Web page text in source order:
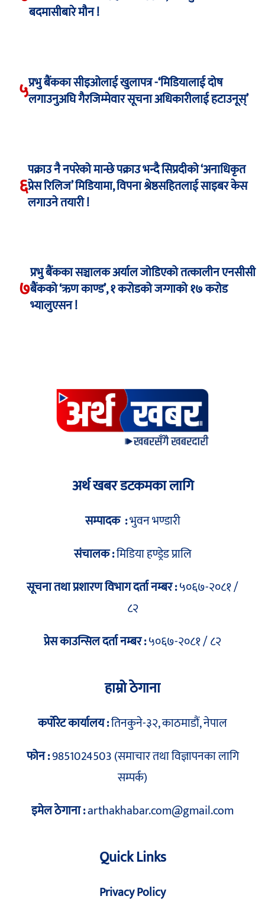
बदमासीबारे मौन !
५प्रभु बैंकका सीइओलाई खुलापत्र -‘मिडियालाई दोष
लगाउनुअघि गैरजिम्मेवार सूचना अधिकारीलाई हटाउनूस्’
६
पक्राउ नै नपरेको मान्छे पक्राउ भन्दै सिप्रदीको ‘अनाधिकृत
प्रेस रिलिज’ मिडियामा, विपना श्रेष्ठसहितलाई साइबर केस
लगाउने तयारी !
७
प्रभु बैंकका सञ्चालक अर्याल जोडिएको तत्कालीन एनसीसी
बैंकको ‘ऋण काण्ड’, १ करोडको जग्गाको १७ करोड
भ्यालुएसन !
अर्थ खबर डटकमका लागि
सम्पादक :भुवन भण्डारी
संचालक :मिडिया हण्ड्रेड प्रालि
सूचना तथा प्रशारण विभाग दर्ता नम्बर :५०६७-२०८१ /
८२
प्रेस काउन्सिल दर्ता नम्बर :५०६७-२०८१ / ८२
हाम्रो ठेगाना
कर्पोरेट कार्यालय :तिनकुने-३२, काठमाडौं, नेपाल
फोन :9851024503 (समाचार तथा विज्ञापनका लागि
सम्पर्क)
इमेल ठेगाना :arthakhabar.com@gmail.com
Quick Links
Privacy Policy